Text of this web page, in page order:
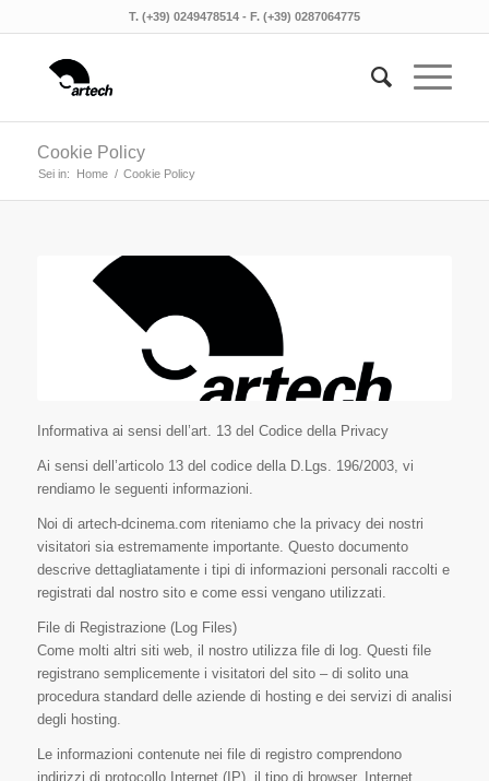
T. (+39) 0249478514 - F. (+39) 0287064775
Cookie Policy
Sei in: Home / Cookie Policy
Informativa ai sensi dell’art. 13 del Codice della Privacy
Ai sensi dell’articolo 13 del codice della D.Lgs. 196/2003, vi
rendiamo le seguenti informazioni.
Noi di artech-dcinema.com riteniamo che la privacy dei nostri
visitatori sia estremamente importante. Questo documento
descrive dettagliatamente i tipi di informazioni personali raccolti e
registrati dal nostro sito e come essi vengano utilizzati.
File di Registrazione (Log Files)
Come molti altri siti web, il nostro utilizza file di log. Questi file
registrano semplicemente i visitatori del sito – di solito una
procedura standard delle aziende di hosting e dei servizi di analisi
degli hosting.
Le informazioni contenute nei file di registro comprendono
indirizzi di protocollo Internet (IP), il tipo di browser, Internet